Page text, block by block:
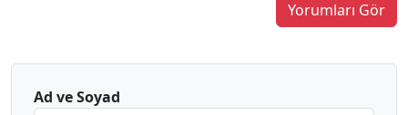
Yorumları Gör
Ad ve Soyad